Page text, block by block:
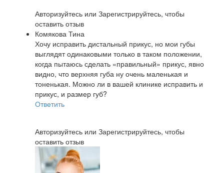
Авторизуйтесь или Зарегистрируйтесь, чтобы
оставить отзыв
Комякова Тина
Хочу исправить дистальный прикус, но мои губы
выглядят одинаковыми только в таком положении,
когда пытаюсь сделать «правильный» прикус, явно
видно, что верхняя губа ну очень маленькая и
тоненькая. Можно ли в вашей клинике исправить и
прикус, и размер губ?
Ответить
Авторизуйтесь или Зарегистрируйтесь, чтобы
оставить отзыв